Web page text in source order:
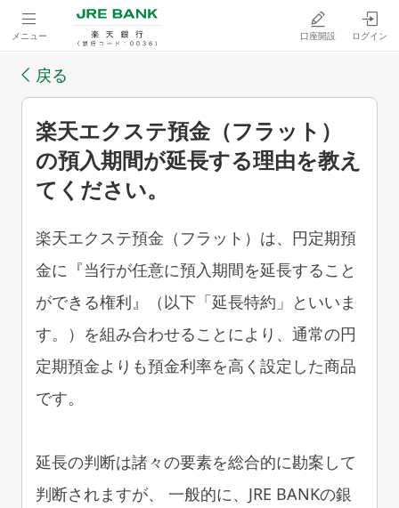
メニュー 口座開設 ログイン
戻る
楽天エクステ預金（フラット）
の預入期間が延長する理由を教え
てください。
楽天エクステ預金（フラット）は、円定期預
金に『当行が任意に預入期間を延長すること
ができる権利』（以下「延長特約」といいま
す。）を組み合わせることにより、通常の円
定期預金よりも預金利率を高く設定した商品
です。
延長の判断は諸々の要素を総合的に勘案して
判断されますが、 一般的に、JRE BANKの銀